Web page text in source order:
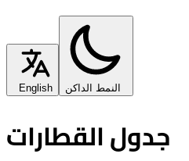
English النمط الداكن
جدول القطارات